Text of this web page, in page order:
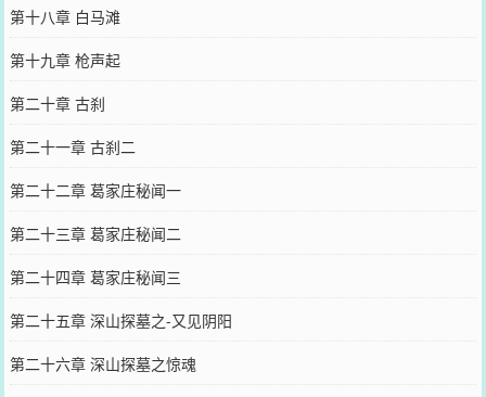
第十八章 白马滩
第十九章 枪声起
第二十章 古刹
第二十一章 古刹二
第二十二章 葛家庄秘闻一
第二十三章 葛家庄秘闻二
第二十四章 葛家庄秘闻三
第二十五章 深山探墓之-又见阴阳
第二十六章 深山探墓之惊魂